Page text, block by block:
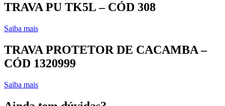
TRAVA PU TK5L – CÓD 308
Saiba mais
TRAVA PROTETOR DE CACAMBA –
CÓD 1320999
Saiba mais